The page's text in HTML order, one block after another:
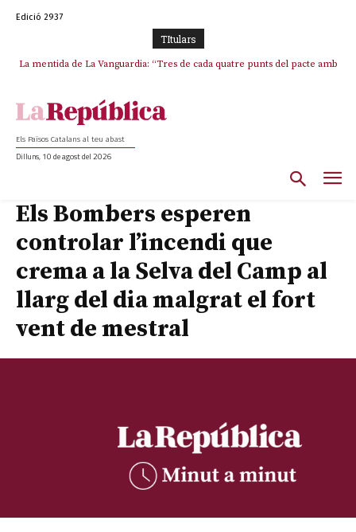
Edició 2937
TItulars
La mentida de La Vanguardia: “Tres de cada quatre punts del pacte amb
La covardia de l’independentisme català frena la caiguda de l’Estat a
Els Països Catalans al teu abast
Dilluns, 10 de agost del 2026
Els Bombers esperen
controlar l’incendi que
crema a la Selva del Camp al
llarg del dia malgrat el fort
vent de mestral